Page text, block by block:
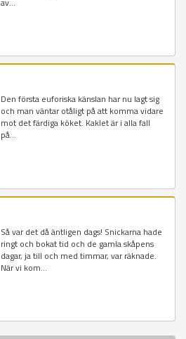
Den första euforiska känslan har nu lagt sig
och man väntar otåligt på att komma vidare
mot det färdiga köket. Kaklet är i alla fall
på...
Så var det då äntligen dags! Snickarna hade
ringt och bokat tid och de gamla skåpens
dagar, ja till och med timmar, var räknade.
När vi kom...